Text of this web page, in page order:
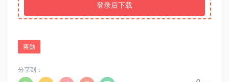
登录后下载
蒋勋
分享到：